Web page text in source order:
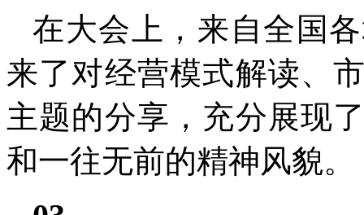
在大会上，来自全国
来了对经营模式解读、
主题的分享，充分展现
和一往无前的精神风貌。